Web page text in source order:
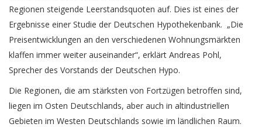
Regionen steigende Leerstandsquoten auf. Dies ist eines der
Ergebnisse einer Studie der Deutschen Hypothekenbank. „Die
Preisentwicklungen an den verschiedenen Wohnungsmärkten
klaffen immer weiter auseinander“, erklärt Andreas Pohl,
Sprecher des Vorstands der Deutschen Hypo.
Die Regionen, die am stärksten von Fortzügen betroffen sind,
liegen im Osten Deutschlands, aber auch in altindustriellen
Gebieten im Westen Deutschlands sowie im ländlichen Raum.